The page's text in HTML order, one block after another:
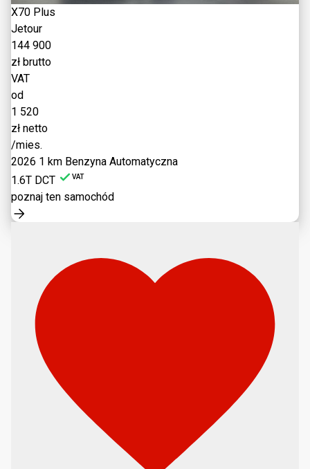
X70 Plus
Jetour
144 900
zł brutto
VAT
od
1 520
zł netto
/mies.
2026 1 km Benzyna Automatyczna
1.6T DCT
VAT
poznaj ten samochód